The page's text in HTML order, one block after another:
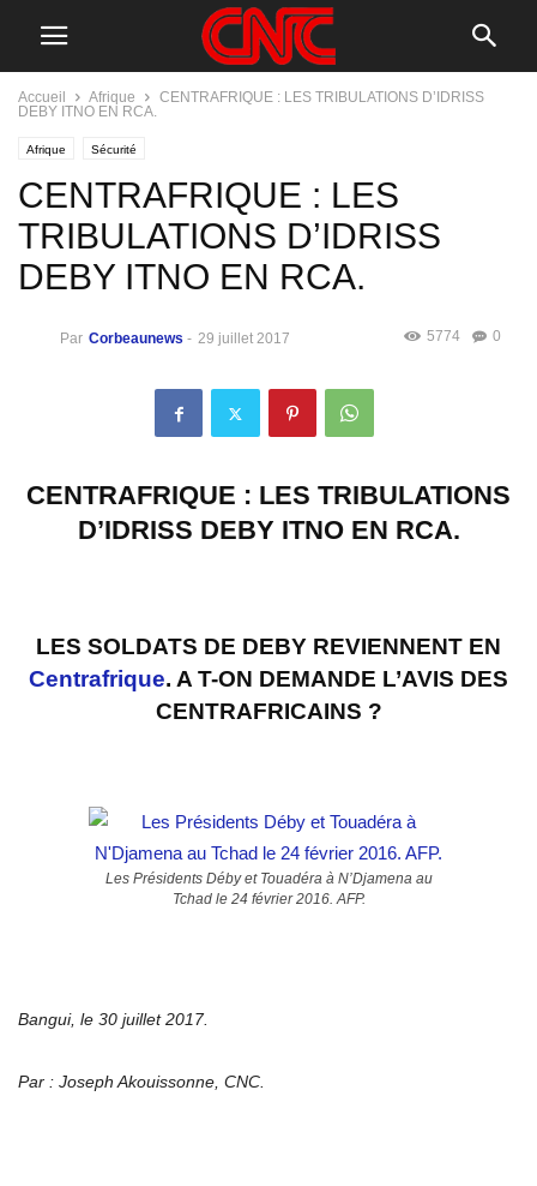
Accueil Afrique
CENTRAFRIQUE : LES TRIBULATIONS D’IDRISS
DEBY ITNO EN RCA.
Afrique Sécurité
CENTRAFRIQUE : LES
TRIBULATIONS D’IDRISS
DEBY ITNO EN RCA.
Par Corbeaunews - 29 juillet 2017 0
5774
CENTRAFRIQUE : LES TRIBULATIONS
D’IDRISS DEBY ITNO EN RCA.
LES SOLDATS DE DEBY REVIENNENT EN
Centrafrique. A T-ON DEMANDE L’AVIS DES
CENTRAFRICAINS ?
Les Présidents Déby et Touadéra à N’Djamena au
Tchad le 24 février 2016. AFP.
Bangui, le 30 juillet 2017.
Par : Joseph Akouissonne, CNC.